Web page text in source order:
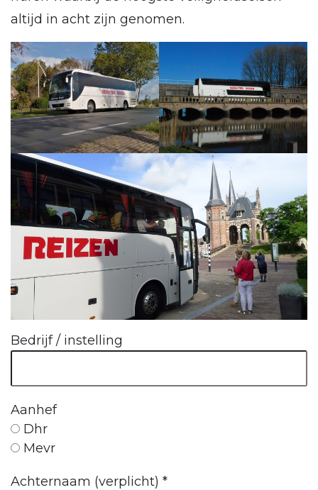
altijd in acht zijn genomen.
Bedrijf / instelling
Aanhef
Dhr
Mevr
Achternaam (verplicht) *